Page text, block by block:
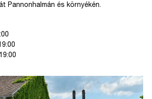
Pannonhalmán és környékén.